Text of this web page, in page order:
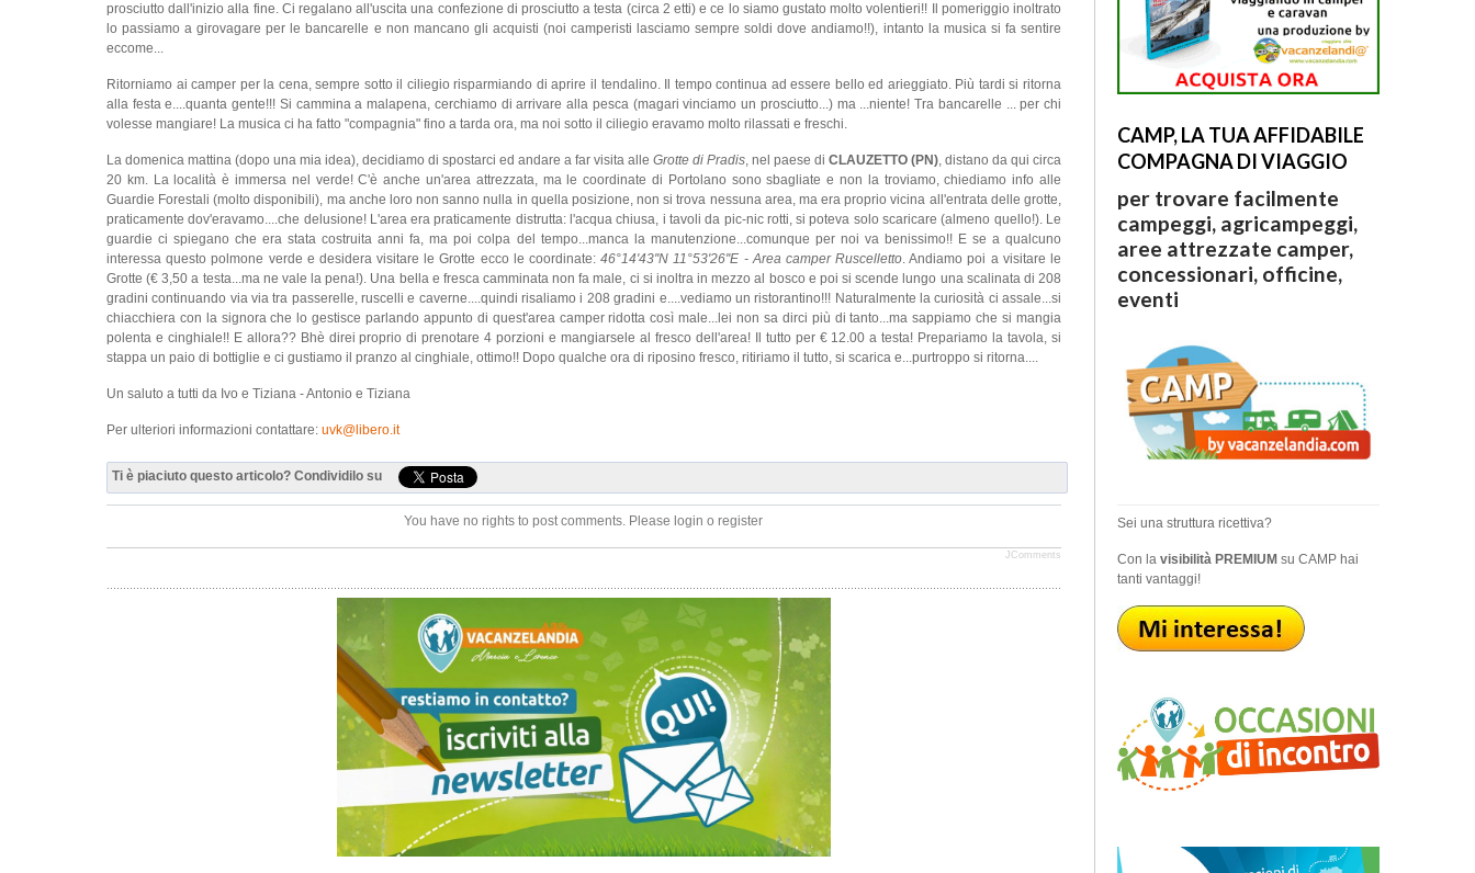
prosciutto dall'inizio alla fine. Ci regalano all'uscita una confezione di prosciutto a testa (circa 2 etti) e ce lo siamo gustato molto volentieri!! Il pomeriggio inoltrato
lo passiamo a girovagare per le bancarelle e non mancano gli acquisti (noi camperisti lasciamo sempre soldi dove andiamo!!), intanto la musica si fa sentire
eccome...
Ritorniamo ai camper per la cena, sempre sotto il ciliegio risparmiando di aprire il tendalino. Il tempo continua ad essere bello ed arieggiato. Più tardi si ritorna
alla festa e....quanta gente!!! Si cammina a malapena, cerchiamo di arrivare alla pesca (magari vinciamo un prosciutto...) ma ...niente! Tra bancarelle ... per chi
volesse mangiare! La musica ci ha fatto "compagnia" fino a tarda ora, ma noi sotto il ciliegio eravamo molto rilassati e freschi.
La domenica mattina (dopo una mia idea), decidiamo di spostarci ed andare a far visita alle Grotte di Pradis, nel paese di CLAUZETTO (PN), distano da qui circa
20 km. La località è immersa nel verde! C'è anche un'area attrezzata, ma le coordinate di Portolano sono sbagliate e non la troviamo, chiediamo info alle
Guardie Forestali (molto disponibili), ma anche loro non sanno nulla in quella posizione, non si trova nessuna area, ma era proprio vicina all'entrata delle grotte,
praticamente dov'eravamo....che delusione! L'area era praticamente distrutta: l'acqua chiusa, i tavoli da pic-nic rotti, si poteva solo scaricare (almeno quello!). Le
guardie ci spiegano che era stata costruita anni fa, ma poi colpa del tempo...manca la manutenzione...comunque per noi va benissimo!! E se a qualcuno
interessa questo polmone verde e desidera visitare le Grotte ecco le coordinate: 46°14'43''N 11°53'26''E - Area camper Ruscelletto. Andiamo poi a visitare le
Grotte (€ 3,50 a testa...ma ne vale la pena!). Una bella e fresca camminata non fa male, ci si inoltra in mezzo al bosco e poi si scende lungo una scalinata di 208
gradini continuando via via tra passerelle, ruscelli e caverne....quindi risaliamo i 208 gradini e....vediamo un ristorantino!!! Naturalmente la curiosità ci assale...si
chiacchiera con la signora che lo gestisce parlando appunto di quest'area camper ridotta così male...lei non sa dirci più di tanto...ma sappiamo che si mangia
polenta e cinghiale!! E allora?? Bhè direi proprio di prenotare 4 porzioni e mangiarsele al fresco dell'area! Il tutto per € 12.00 a testa! Prepariamo la tavola, si
stappa un paio di bottiglie e ci gustiamo il pranzo al cinghiale, ottimo!! Dopo qualche ora di riposino fresco, ritiriamo il tutto, si scarica e...purtroppo si ritorna....
Un saluto a tutti da Ivo e Tiziana - Antonio e Tiziana
Per ulteriori informazioni contattare: uvk@libero.it
Ti è piaciuto questo articolo? Condividilo su
You have no rights to post comments. Please login o register
JComments
CAMP, LA TUA AFFIDABILE
COMPAGNA DI VIAGGIO
per trovare facilmente
campeggi, agricampeggi,
aree attrezzate camper,
concessionari, officine,
eventi
Sei una struttura ricettiva?
Con la visibilità PREMIUMsu CAMP hai
tanti vantaggi!